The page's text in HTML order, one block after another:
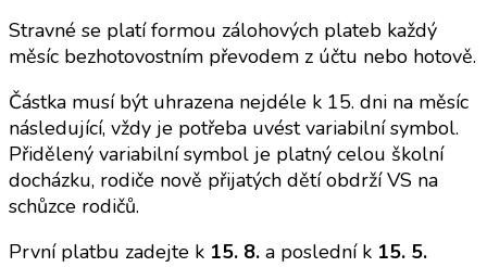
Stravné se platí formou zálohových plateb každý
měsíc bezhotovostním převodem z účtu nebo hotově.
Částka musí být uhrazena nejdéle k 15. dni na měsíc
následující, vždy je potřeba uvést variabilní symbol.
Přidělený variabilní symbol je platný celou školní
docházku, rodiče nově přijatých dětí obdrží VS na
schůzce rodičů.
První platbu zadejte k 15. 8. a poslední k 15. 5.